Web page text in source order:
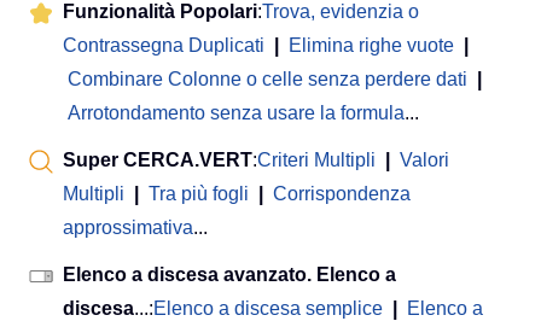
Funzionalità Popolari:Trova, evidenzia o
Contrassegna Duplicati
Elimina righe vuote
Combinare Colonne o celle senza perdere dati
Arrotondamento senza usare la formula...
Super CERCA.VERT:Criteri Multipli
Valori
Multipli
Tra più fogli
Corrispondenza
approssimativa...
Elenco a discesa avanzato. Elenco a
discesa...:Elenco a discesa semplice
Elenco a